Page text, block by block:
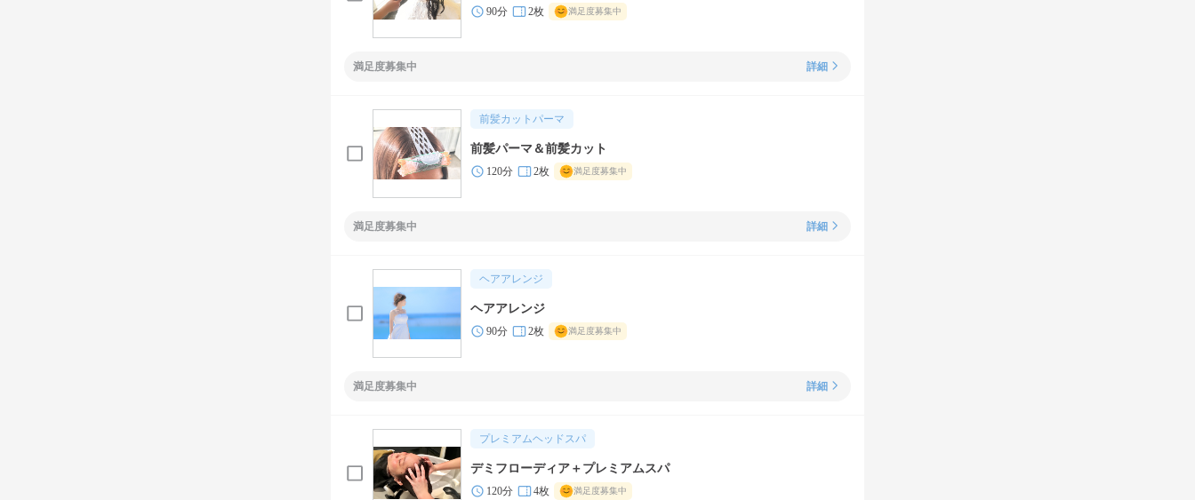
90分 2枚 満足度募集中
満足度募集中 詳細
前髪カットパーマ
前髪パーマ＆前髪カット
120分 2枚 満足度募集中
満足度募集中 詳細
ヘアアレンジ
ヘアアレンジ
90分 2枚 満足度募集中
満足度募集中 詳細
プレミアムヘッドスパ
デミフローディア＋プレミアムスパ
120分 4枚 満足度募集中